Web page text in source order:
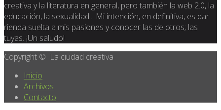
creativa y la literatura en general, pero también la web 2.0, la
educación, la sexualidad... Mi intención, en definitiva, es dar
rienda suelta a mis pasiones y conocer las de otros; las
tuyas. ¡Un saludo!
Copyright © La ciudad creativa
Inicio
Archivos
Contacto